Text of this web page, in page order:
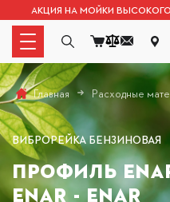
АКЦИЯ НА МОЙКИ ВЫСОКОГО
Главная Расходные
ВИБРОРЕЙКА БЕНЗИНОВАЯ
ПРОФИЛЬ
ENAR - ENAR